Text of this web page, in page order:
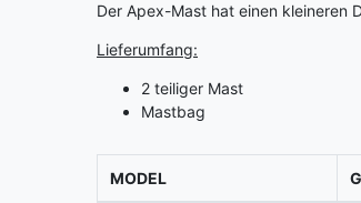
Der Apex-Mast hat einen kleineren
Lieferumfang:
2 teiliger Mast
Mastbag
MODEL